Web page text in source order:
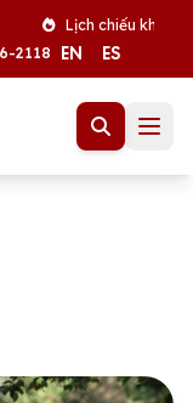
Lịch chiếu khán tháng
2118 EN ES